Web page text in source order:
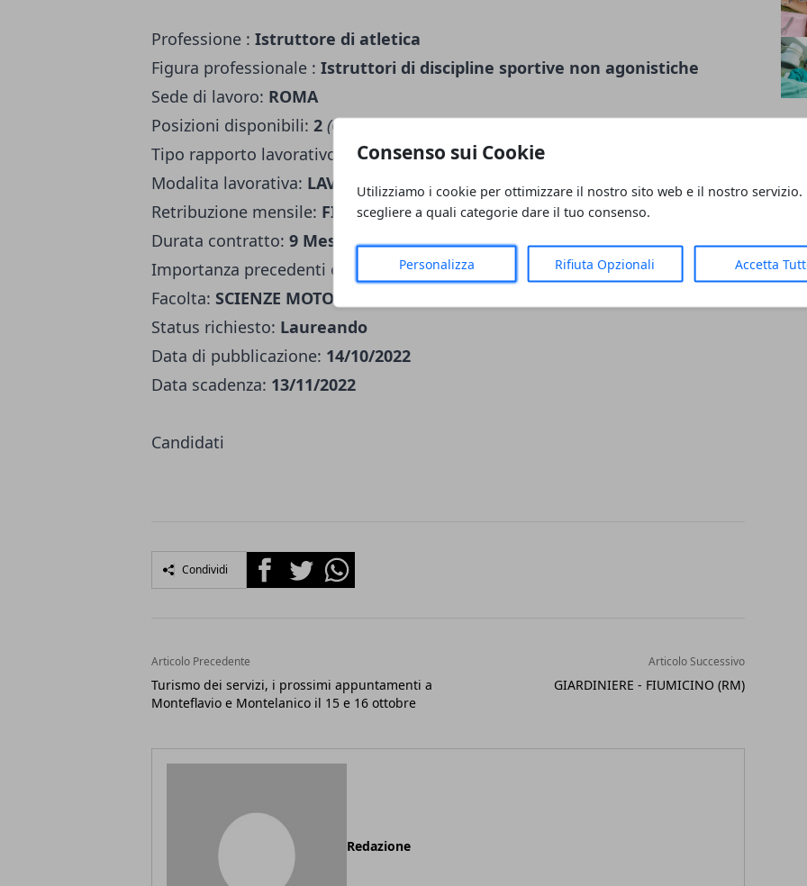
Consenso sui Cookie
Utilizziamo i cookie per ottimizzare il nostro sito web e il nostro servizio.
scegliere a quali categorie dare il tuo consenso.
Personalizza Rifiuta Opzionali Accetta
Professione : Istruttore di atletica
Figura professionale : Istruttori di discipline sportive non agonistiche
Sede di lavoro: ROMA
Posizioni disponibili: 2 (Candidature attuali: 0 )
Tipo rapporto lavorativo:
LAVORO A TEMPO DETERMINATO
Modalita lavorativa: LAVORO CON ORARIO SPEZZATO
Retribuzione mensile: FINO A 500 Euro
Durata contratto: 9 Mesi
Importanza precedenti esperienze:Medio
Facolta: SCIENZE MOTORIE;
Status richiesto: Laureando
Data di pubblicazione: 14/10/2022
Data scadenza: 13/11/2022
Candidati
Condividi FacebookTwitterWhatsapp
Articolo Precedente
Turismo dei servizi, i prossimi appuntamenti a
Monteflavio e Montelanico il 15 e 16 ottobre
Articolo Successivo
GIARDINIERE - FIUMICINO (RM)
Redazione